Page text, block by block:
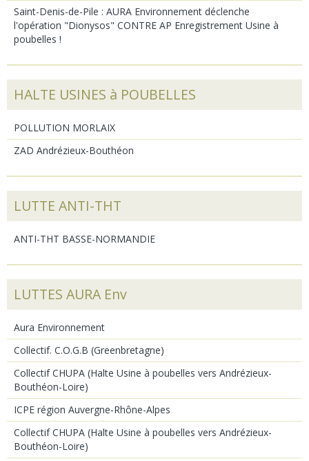
Saint-Denis-de-Pile : AURA Environnement déclenche
l'opération "Dionysos" CONTRE AP Enregistrement Usine à
poubelles !
HALTE USINES à POUBELLES
POLLUTION MORLAIX
ZAD Andrézieux-Bouthéon
LUTTE ANTI-THT
ANTI-THT BASSE-NORMANDIE
LUTTES AURA Env
Aura Environnement
Collectif. C.O.G.B (Greenbretagne)
Collectif CHUPA (Halte Usine à poubelles vers Andrézieux-
Bouthéon-Loire)
ICPE région Auvergne-Rhône-Alpes
Collectif CHUPA (Halte Usine à poubelles vers Andrézieux-
Bouthéon-Loire)